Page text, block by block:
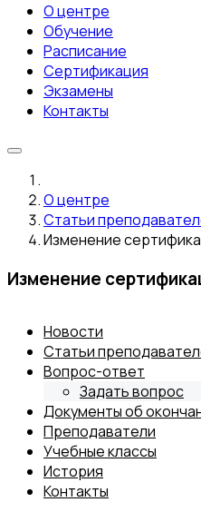
О центре
Обучение
Расписание
Сертификация
Экзамены
Контакты
О центре
Статьи
Изменение
Изменение
Новости
Статьи
Вопрос-ответ
Задать вопрос
Документы об
Преподаватели
Учебные классы
История
Контакты